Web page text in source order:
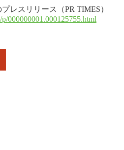
レスリリース（PR TIMES）
000000001.000125755.html